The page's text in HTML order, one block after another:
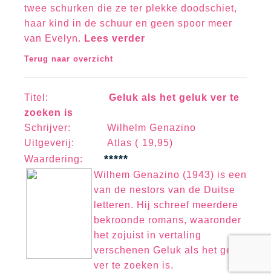
twee schurken die ze ter plekke doodschiet,
haar kind in de schuur en geen spoor meer
van Evelyn. Lees verder
Terug naar overzicht
Titel:
Geluk als het geluk ver te
zoeken is
Schrijver: Wilhelm Genazino
Uitgeverij: Atlas ( 19,95)
Waardering: *****
Wilhem Genazino (1943) is een
van de nestors van de Duitse
letteren. Hij schreef meerdere
bekroonde romans, waaronder
het zojuist in vertaling
verschenen Geluk als het geluk
ver te zoeken is.